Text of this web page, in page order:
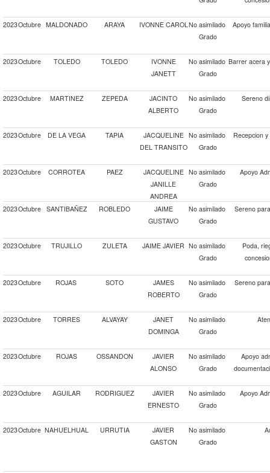
2023Octubre MALDONADO ARAYA IVONNE CAROLNo asimilado
Grado
Apoyo
2023Octubre TOLEDO TOLEDO
IVONNE
JANETT
No asimilado
Grado
Barrer acera
2023Octubre MARTINEZ ZEPEDA
JACINTO
ALBERTO
No asimilado
Grado
Sereno
2023Octubre DE LA VEGA TAPIA
JACQUELINE
DEL TRANSITO
No asimilado
Grado
Recepcion
2023Octubre CORROTEA PAEZ
JACQUELINE
JANILLE
ANDREA
No asimilado
Grado
Apoyo
2023Octubre SANTIBAÑEZ ROBLEDO
JAIME
GUSTAVO
No asimilado
Grado
Sereno
2023Octubre TRUJILLO ZULETA JAIME JAVIER No asimilado
Grado
Poda,
2023Octubre ROJAS SOTO
JAMES
ROBERTO
No asimilado
Grado
Sereno
2023Octubre TORRES ALVAYAY
JANET
DOMINGA
No asimilado
Grado
2023Octubre ROJAS OSSANDON
JAVIER
ALONSO
No asimilado
Grado
Apoyo
2023Octubre AGUILAR RODRIGUEZ
JAVIER
ERNESTO
No asimilado
Grado
Apoyo
2023Octubre NAHUELHUAL URRUTIA
JAVIER
GASTON
No asimilado
Grado